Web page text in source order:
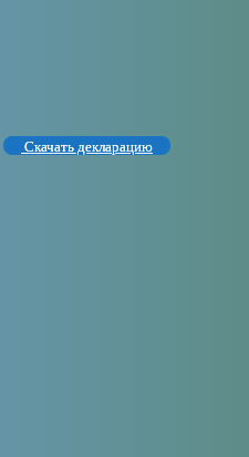
Скачать декларацию